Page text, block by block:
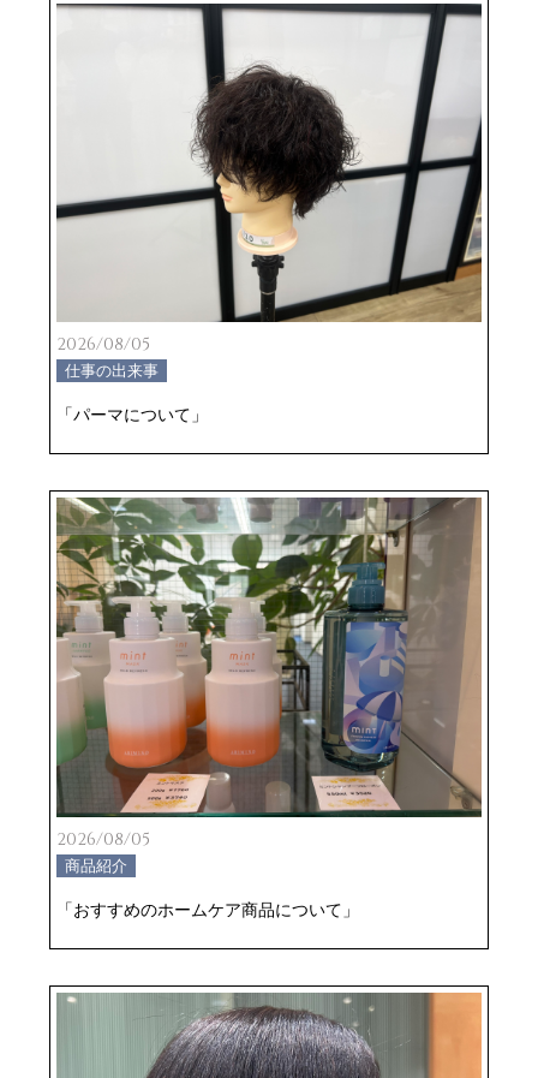
2026/08/05
仕事の出来事
「パーマについて」
2026/08/05
商品紹介
「おすすめのホームケア商品について」